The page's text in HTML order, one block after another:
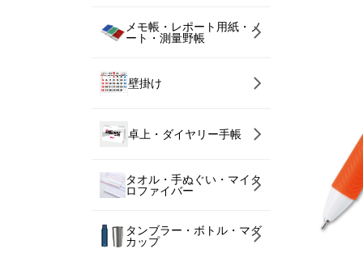
メモ帳・レポート用紙・ノ
ート・測量野帳
壁掛け
卓上・ダイヤリー手帳
タオル・手ぬぐい・マイク
ロファイバー
タンブラー・ボトル・マグ
カップ